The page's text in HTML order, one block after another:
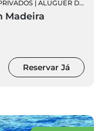
| ALUGUER DE VELEIROS PRIVADOS
Madeira
Reservar Já